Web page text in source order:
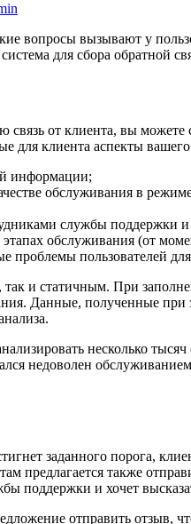
вопросы вызывают у
для сбора обратной
связь от клиента, вы
для клиента аспекты
информации;
обслуживания в
службы поддержки
обслуживания (от
проблемы пользователей
и статичным. При
Данные, полученные
несколько
недоволен
заданного порога,
предлагается также
поддержки и хочет
отправить отзыв,